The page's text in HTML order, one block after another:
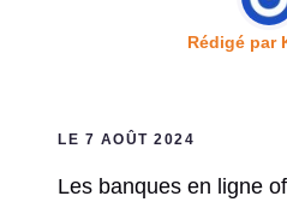
Rédigé par
LE 7 AOÛT 2024
Les banques en ligne